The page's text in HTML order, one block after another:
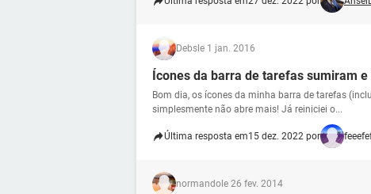
Debs le 1 jan. 2016
Ícones da barra de tarefas sumiram
Bom dia, os ícones da minha barra de tarefas
simplesmente não abre mais! Já reiniciei o...
Última resposta em15 dez. 2022 por
normando le 26 fev. 2014